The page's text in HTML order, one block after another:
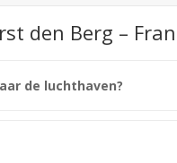
den Berg –
de luchthaven?